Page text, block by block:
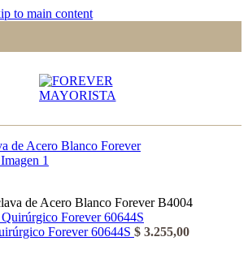
to main content
de Acero Blanco Forever B4004
Forever 60644S $ 3.255,00